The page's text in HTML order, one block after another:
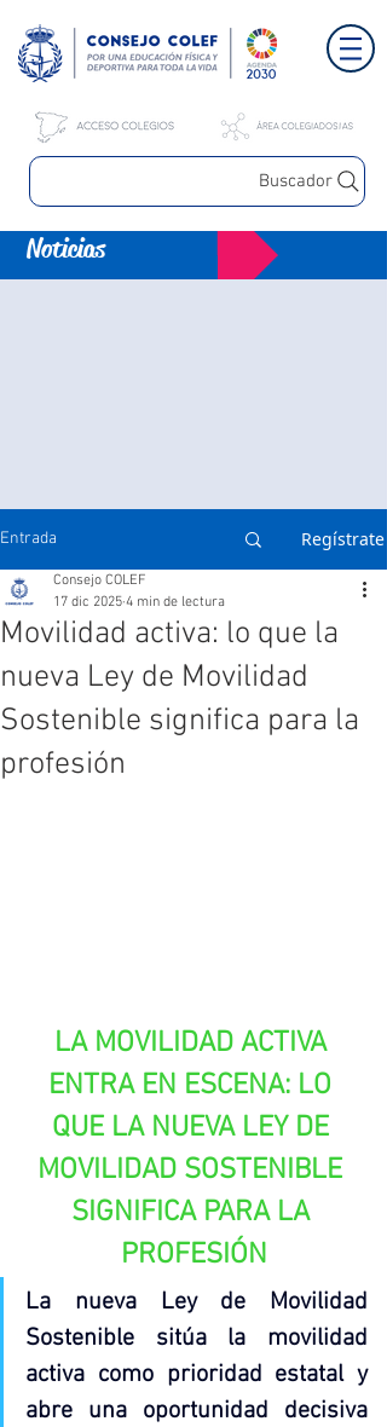
Buscador
Noticias
Entrada Regístrate
Movilidad activa: lo que la
nueva Ley de Movilidad
Sostenible significa para la
profesión
Consejo COLEF
17 dic 2025 4 min de lectura
LA MOVILIDAD ACTIVA
ENTRA EN ESCENA: LO
QUE LA NUEVA LEY DE
MOVILIDAD SOSTENIBLE
SIGNIFICA PARA LA
PROFESIÓN
La nueva Ley de Movilidad
Sostenible sitúa la movilidad
activa como prioridad estatal y
abre una oportunidad decisiva